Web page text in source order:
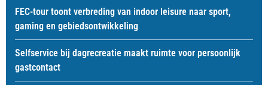
FEC-tour toont verbreding van indoor leisure naar sport,
gaming en gebiedsontwikkeling
Selfservice bij dagrecreatie maakt ruimte voor persoonlijk
gastcontact